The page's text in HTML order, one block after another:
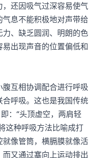
还因吸气过深容易使气
息不能积极地对声带给
、缺乏圆润、明朗的色
出现声音的位置偏低和
互相协调配合进行呼吸
呼吸。这也是我国传统
：“头顶虚空，两肩轻
这种呼吸方法比喻成打
像管筒，横膈膜就像活
又通过塞向上运动排出